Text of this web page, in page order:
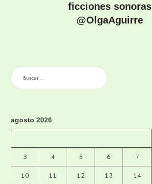
ficciones sonoras
@OlgaAguirre
BUSCAR:
agosto 2026
3 4 5 6 7
10 11 12 13 14